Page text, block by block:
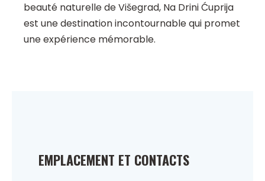
beauté naturelle de Višegrad, Na Drini Ćuprija
est une destination incontournable qui promet
une expérience mémorable.
EMPLACEMENT ET CONTACTS